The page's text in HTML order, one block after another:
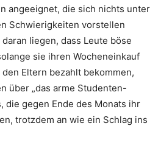
angeeignet, die sich nichts unter
Schwierigkeiten vorstellen
liegen, dass Leute böse
sie ihren Wocheneinkauf
Eltern bezahlt bekommen,
über „das arme Studenten-
die gegen Ende des Monats ihr
trotzdem an wie ein Schlag ins